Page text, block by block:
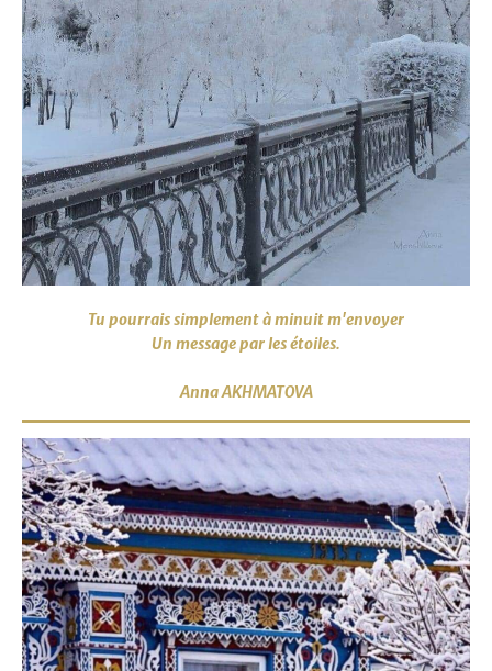
Tu pourrais simplement à minuit m'envoyer
Un message par les étoiles.
Anna AKHMATOVA